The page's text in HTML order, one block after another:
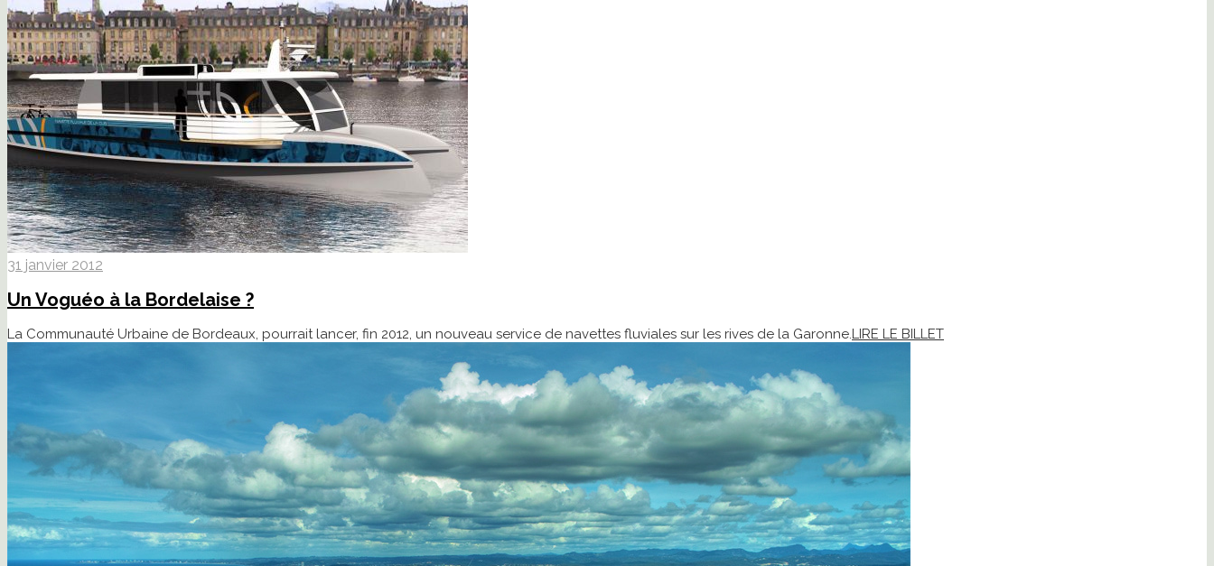
31 janvier 2012
Un Voguéo à la Bordelaise ?
La Communauté Urbaine de Bordeaux, pourrait lancer, fin 2012, un nouveau service de navettes fluviales sur les rives de la Garonne. LIRE LE BILLET